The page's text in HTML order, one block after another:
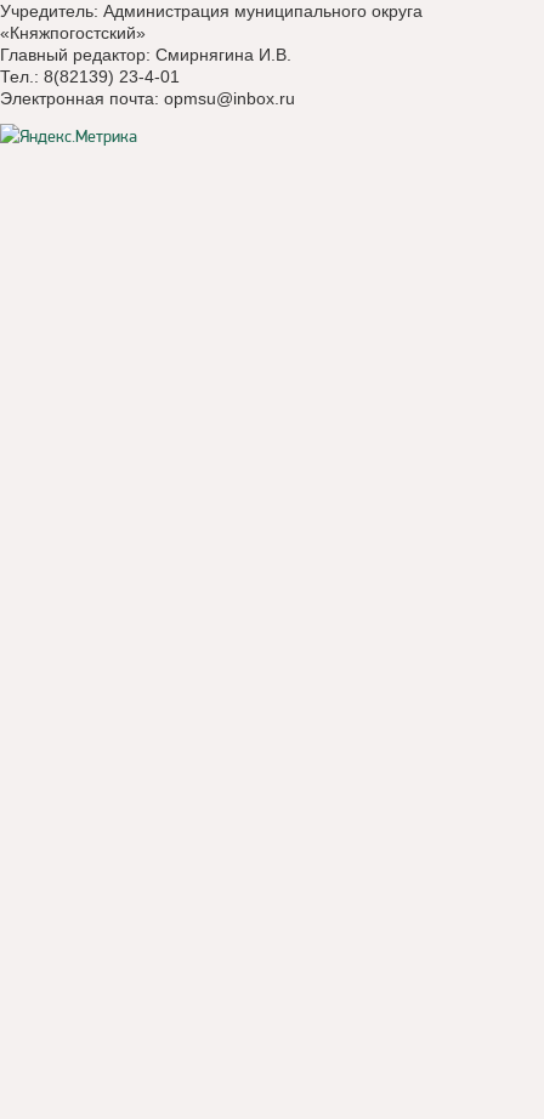
Учредитель: Администрация муниципального округа
«Княжпогостский»
Главный редактор: Смирнягина И.В.
Тел.: 8(82139) 23-4-01
Электронная почта: opmsu@inbox.ru